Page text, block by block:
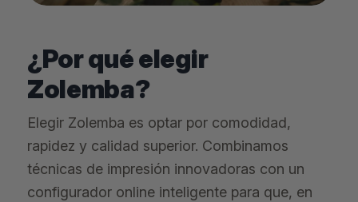
¿Por qué elegir
Zolemba?
Elegir Zolemba es optar por comodidad,
rapidez y calidad superior. Combinamos
técnicas de impresión innovadoras con un
configurador online inteligente para que, en